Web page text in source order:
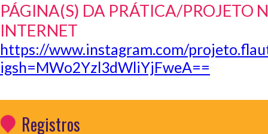
PÁGINA(S) DA PRÁTICA/PROJETO
INTERNET
https://www.instagram.com/
igsh=MWo2Yzl3dWliYjFweA==
Registros